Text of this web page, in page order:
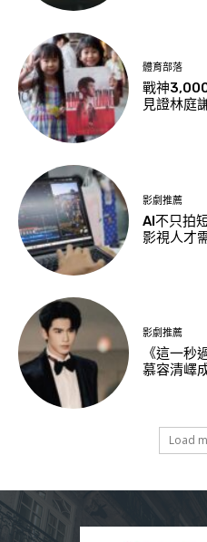
體育部落
戰神
見證林庭
影劇推薦
AI不只拍
影視人才
影劇推薦
《這一
慕容清嶧
Load